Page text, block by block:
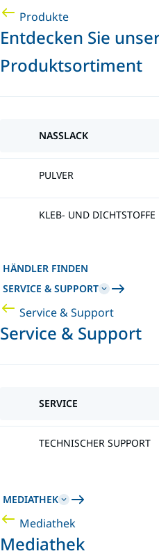
Produkte
Entdecken Sie
Produktsortiment
NASSLACK
PULVER
KLEB- UND DICHTSTOFFE
HÄNDLER FINDEN
SERVICE & SUPPORT
Service & Support
Service & Support
SERVICE
TECHNISCHER SUPPORT
MEDIATHEK
Mediathek
Mediathek